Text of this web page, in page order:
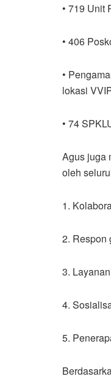
• 719 Unit
• 406
•
lokasi
• 74
Agus juga
oleh
1.
2. Respon
3.
4.
5.